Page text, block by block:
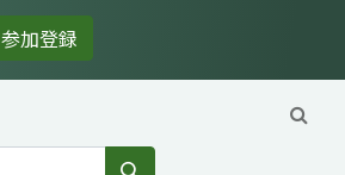
参加登録